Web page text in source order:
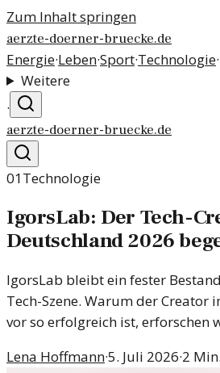
Zum Inhalt springen
aerzte-doerner-bruecke.de
Energie·Leben·Sport·Technologie·
Weitere
·
aerzte-doerner-bruecke.de
01Technologie
IgorsLab: Der Tech-
Deutschland 2026
IgorsLab bleibt ein fester
Tech-Szene. Warum der Creator
vor so erfolgreich ist, erforschen
Lena Hoffmann·5. Juli 2026·2